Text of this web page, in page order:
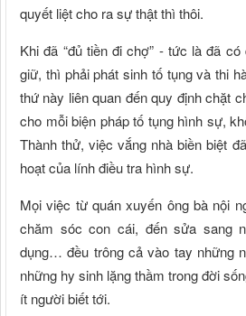
quyết liệt cho ra sự thật thì thôi.
Khi đã “đủ tiền đi chợ” - tức là đã
giữ, thì phải phát sinh tố tụng và thi
thứ này liên quan đến quy định chặt
cho mỗi biện pháp tố tụng hình sự,
Thành thử, việc vắng nhà biền biệt
hoạt của lính điều tra hình sự.
Mọi việc từ quán xuyến ông bà nội
chăm sóc con cái, đến sửa sang
dụng… đều trông cả vào tay những
những hy sinh lặng thầm trong đời
ít người biết tới.